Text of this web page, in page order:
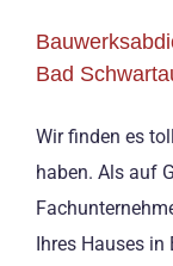
Bad
Wir finden es
haben. Als auf
Ihres Hauses